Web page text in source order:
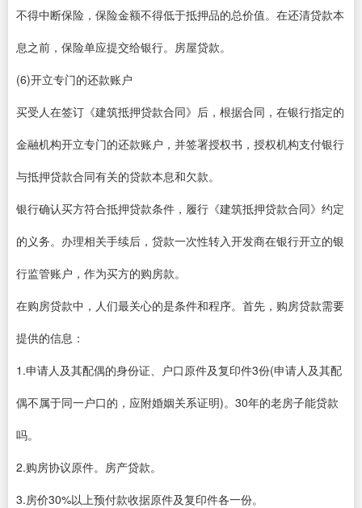
不得中断保险，保险金额不得低于抵押品的总价值。在还清贷款本
息之前，保险单应提交给银行。房屋贷款。
(6)开立专门的还款账户
买受人在签订《建筑抵押贷款合同》后，根据合同，在银行指定的
金融机构开立专门的还款账户，并签署授权书，授权机构支付银行
与抵押贷款合同有关的贷款本息和欠款。
银行确认买方符合抵押贷款条件，履行《建筑抵押贷款合同》约定
的义务。办理相关手续后，贷款一次性转入开发商在银行开立的银
行监管账户，作为买方的购房款。
在购房贷款中，人们最关心的是条件和程序。首先，购房贷款需要
提供的信息：
1.申请人及其配偶的身份证、户口原件及复印件3份(申请人及其配
偶不属于同一户口的，应附婚姻关系证明)。30年的老房子能贷款
吗。
2.购房协议原件。房产贷款。
3.房价30%以上预付款收据原件及复印件各一份。